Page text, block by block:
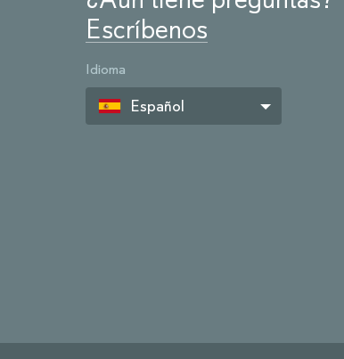
Escríbenos
Idioma
Español